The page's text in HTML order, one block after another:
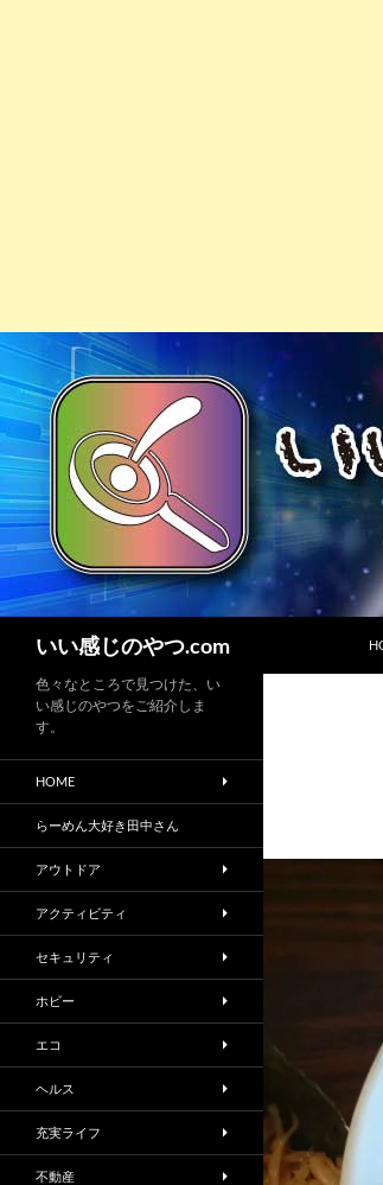
いい感じのやつ.com
色々なところで見つけた、い
い感じのやつをご紹介しま
す。
HOME
らーめん大好き田中さん
アウトドア
アクティビティ
セキュリティ
ホビー
エコ
ヘルス
充実ライフ
不動産